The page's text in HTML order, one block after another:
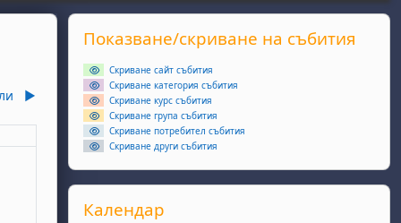
▶︎
6 юнинеделя, 7 юни
Supplementary blocks
Прескочи Показване/скриване на събития
Показване/скриване на събития
Скриване сайт събития
Скриване категория събития
Скриване курс събития
Скриване група събития
Скриване потребител събития
Скриване други събития
Прескочи Календар
Календар